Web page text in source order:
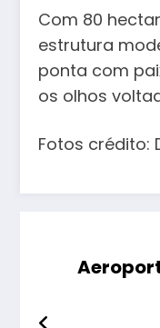
Com 80
estrutura
ponta com
os olhos
Fotos crédito: